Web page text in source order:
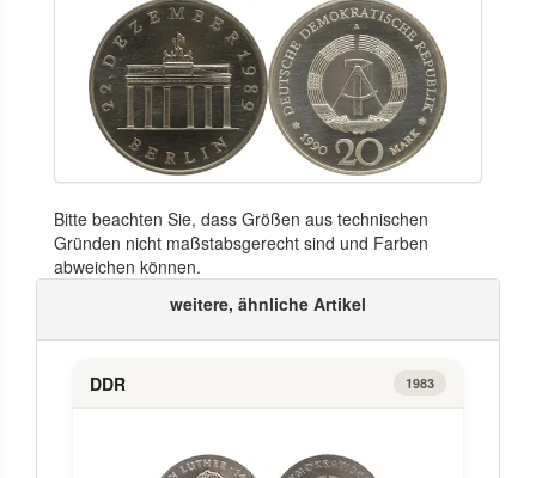
Bitte beachten Sie, dass Größen aus technischen
Gründen nicht maßstabsgerecht sind und Farben
abweichen können.
weitere, ähnliche Artikel
DDR 1983